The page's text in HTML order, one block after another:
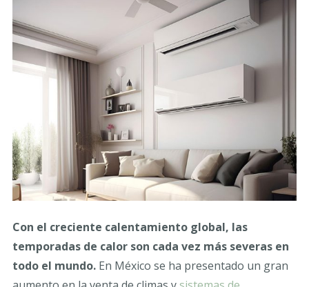
Con el creciente calentamiento global, las
temporadas de calor son cada vez más severas en
todo el mundo.En México se ha presentado un gran